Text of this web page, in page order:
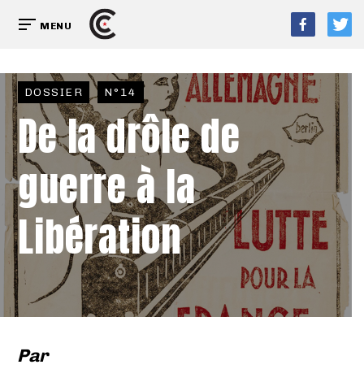
MENU
DOSSIER N°14
De la drôle de
guerre à la
Libération
Par